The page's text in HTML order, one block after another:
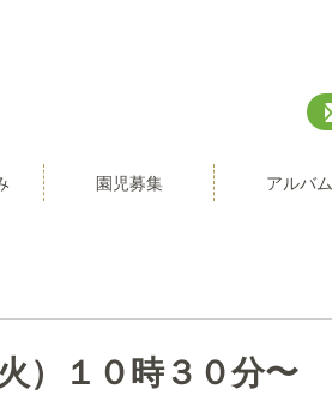
園児募集 アルバム
）１０時３０分〜